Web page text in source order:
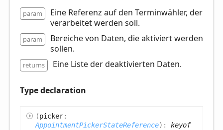
param
Eine Referenz auf den Terminwähler, der
verarbeitet werden soll.
param
Bereiche von Daten, die aktiviert werden
sollen.
returns Eine Liste der deaktivierten Daten.
Type declaration
(picker:
AppointmentPickerStateReference) : keyof